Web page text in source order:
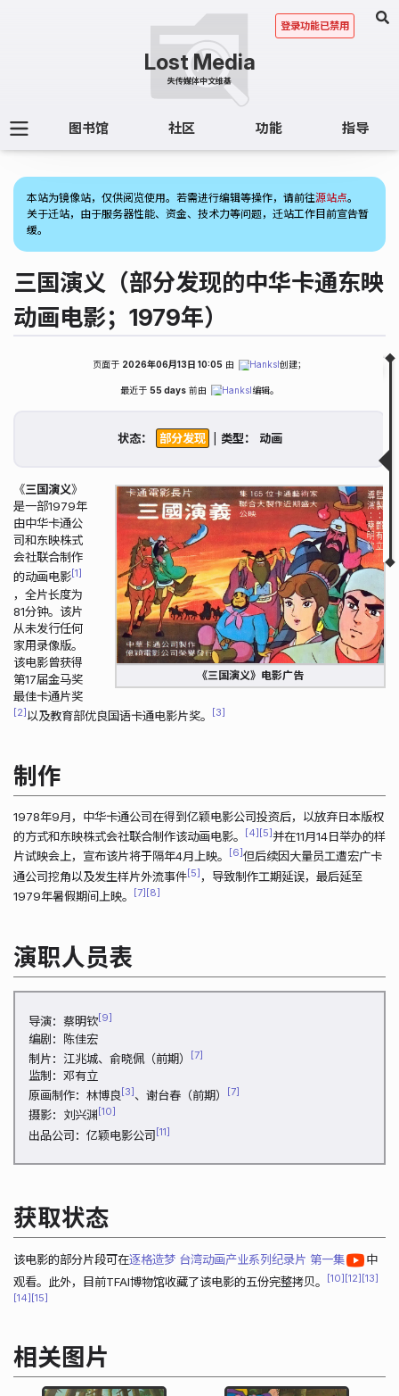
图书馆 社区 功能 指导
登录功能已禁用
本站为镜像站，仅供阅览使用。若需进行编辑等操作，请前往源站点。
关于迁站，由于服务器性能、资金、技术力等问题，迁站工作目前宣告暂
缓。
三国演义（部分发现的中华卡通东映
动画电影；1979年）
获取状态
相关视频
▲ ▼
页面于 2026年06月13日 10:05由 Hanksl创建；
最近于 55 days前由 Hanksl编辑。
状态： 类型：
《三国演义》电影广告
《三国演义》
是一部1979年
由中华卡通公
司和东映株式
会社联合制作
的动画电影 1
，全片长度为
81分钟。该片
从未发行任何
家用录像版。
该电影曾获得
第17届金马奖
最佳卡通片奖
2 以及教育部优良国语卡通电影片奖。 3
制作
1978年9月，中华卡通公司在得到亿颖电影公司投资后，以放弃日本版权
的方式和东映株式会社联合制作该动画电影。
4 5 并在11月14日举办的样
片试映会上，宣布该片将于隔年4月上映。
6 但后续因大量员工遭宏广卡
通公司挖角以及发生样片外流事件 5 ，导致制作工期延误，最后延至
1979年暑假期间上映。
7 8
演职人员表
导演：蔡明钦 9
编剧：陈佳宏
制片：江兆城、俞晓佩（前期）
7
监制：邓有立
原画制作：林博良 3 、谢台春（前期） 7
摄影：刘兴渊 10
出品公司：亿颖电影公司 11
获取状态
该电影的部分片段可在逐格造梦 台湾动画产业系列纪录片 第一集
中
观看。此外，目前TFAI博物馆收藏了该电影的五份完整拷贝。
10 12
13
14
15
相关图片